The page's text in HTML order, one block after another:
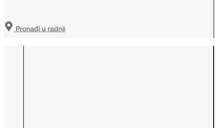
Pronađi u radnji